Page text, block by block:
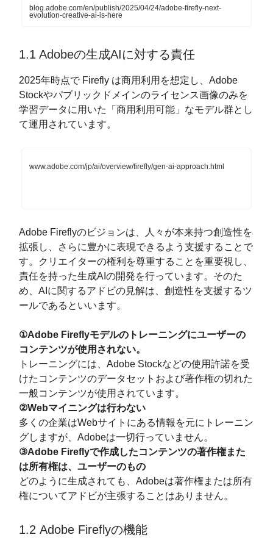
blog.adobe.com/en/publish/2025/04/24/adobe-firefly-next-
evolution-creative-ai-is-here
1.1 Adobeの生成AIに対する責任
2025年時点で Firefly は商用利用を想定し、Adobe
Stockやパブリックドメインのライセンス画像のみを
学習データに用いた「商用利用可能」なモデル群とし
て運用されています。
www.adobe.com/jp/ai/overview/firefly/gen-ai-approach.html
Adobe Fireflyのビジョンは、人々が本来持つ創造性を
拡張し、さらに豊かに表現できるよう支援することで
す。クリエイターの権利を尊重することを重要視し、
責任を持った生成AIの開発を行っています。そのた
め、AIに関するアドビの見解は、創造性を支援するツ
ールであるといいます。
①Adobe Fireflyモデルのトレーニングにユーザーの
コンテンツが使用されない。
トレーニングには、Adobe Stockなどの使用許諾を受
けたコンテンツのデータセットおよび著作権の切れた
一般コンテンツが使用されています。
②Webマイニングは行わない
多くの企業はWebサイトにある情報を元にトレーニン
グしますが、Adobeは一切行っていません。
③Adobe Fireflyで作成したコンテンツの著作権また
は所有権は、ユーザーのもの
どのように生成されても、Adobeは著作権または所有
権についてアドビが主張することはありません。
1.2 Adobe Fireflyの機能